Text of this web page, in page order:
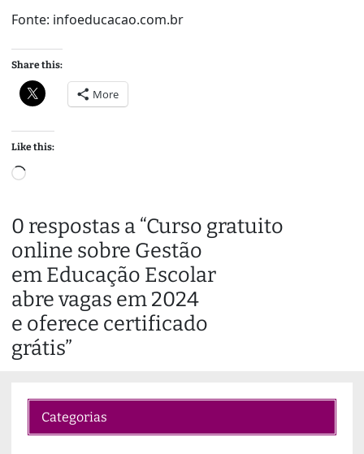
Fonte: infoeducacao.com.br
Share this:
More
Like this:
L
d
i
n
g
…
0 respostas a “Curso gratuito
online sobre Gestão
em Educação Escolar
abre vagas em 2024
e oferece certificado
grátis”
Categorias